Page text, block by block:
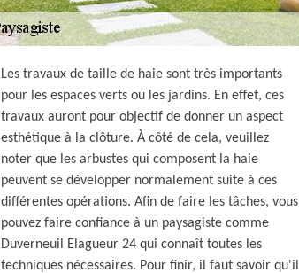
Les travaux de taille de haie sont très importants
pour les espaces verts ou les jardins. En effet, ces
travaux auront pour objectif de donner un aspect
esthétique à la clôture. À côté de cela, veuillez
noter que les arbustes qui composent la haie
peuvent se développer normalement suite à ces
différentes opérations. Afin de faire les tâches, vous
pouvez faire confiance à un paysagiste comme
Duverneuil Elagueur 24 qui connaît toutes les
techniques nécessaires. Pour finir, il faut savoir qu'il